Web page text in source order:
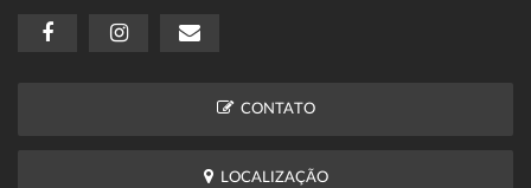
CONTATO
LOCALIZAÇÃO